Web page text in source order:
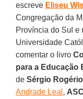
escreve Eliseu
Congregação da
Província do Sul e
Universidade
comentar o livro
para a Educação
deSérgio
Andrade Leal ,